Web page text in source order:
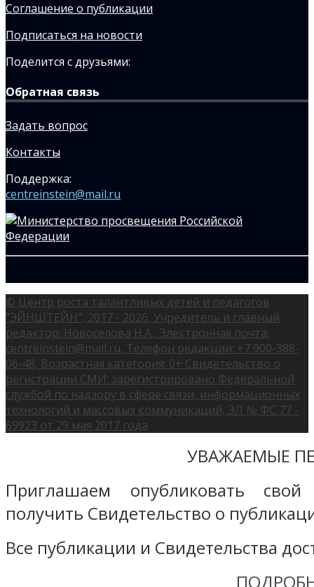
Соглашение о публикации
Подписаться на новости
Поделится с друзьями:
Обратная связь
Задать вопрос
Контакты
Поддержка:
centreinstein@mail.ru
© Центр роста талантливых детей и педагогов
"ЭЙНШТЕЙН", 2017 - 2026, Учредитель и главный
редактор: Новоселова Н.А., Электронная почта:
centreinstein@mail.ru, Телефон редакции: +7 900-388-
06-48, Возрастная категория: 0+ Свидетельство о
регистрации СМИ: зарегистрировано Федеральной
службой по надзору в сфере связи, информационных
технологий и массовых коммуникаций, ЭЛ № ФС 77 -
69923 от 29 мая 2017 года
УВАЖАЕМЫЕ
Приглашаем опубликовать
получить Свидетельство о
Все публикации и Свидетельства